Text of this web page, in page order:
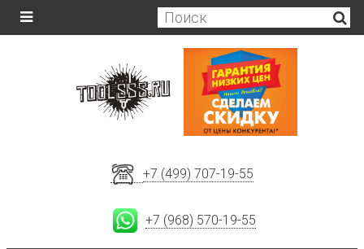
+7 (499) 707-19-55
+7 (968) 570-19-55